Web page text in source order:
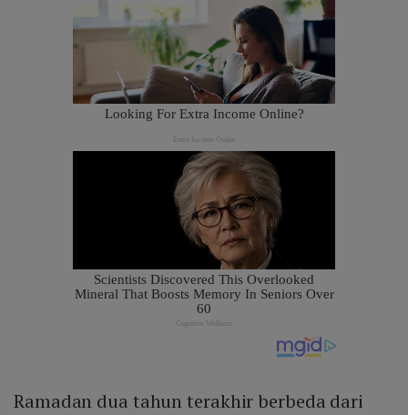
Ramadan dua tahun terakhir berbeda dari